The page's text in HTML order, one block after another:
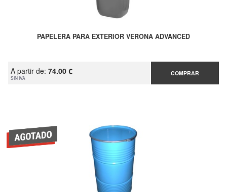
PAPELERA PARA EXTERIOR VERONA ADVANCED
A partir de: 74.00 €
SIN IVA
COMPRAR